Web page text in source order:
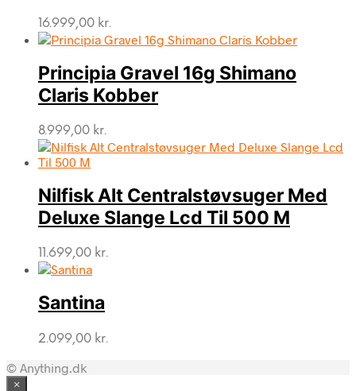
16.999,00 kr.
Principia Gravel 16g Shimano
Claris Kobber
8.999,00 kr.
Nilfisk Alt Centralstøvsuger Med
Deluxe Slange Lcd Til 500 M
11.699,00 kr.
Santina
2.099,00 kr.
© Anything.dk
×